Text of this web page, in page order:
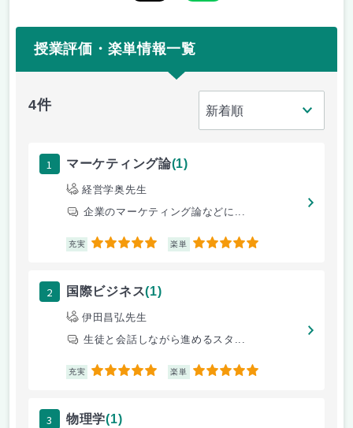
授業評価・楽単情報一覧
4件
1 マーケティング論(1)
経営学奥先生
企業のマーケティング論などに...
充実 5 楽単 5
2 国際ビジネス(1)
伊田昌弘先生
生徒と会話しながら進めるスタ...
充実 5 楽単 5
3 物理学(1)